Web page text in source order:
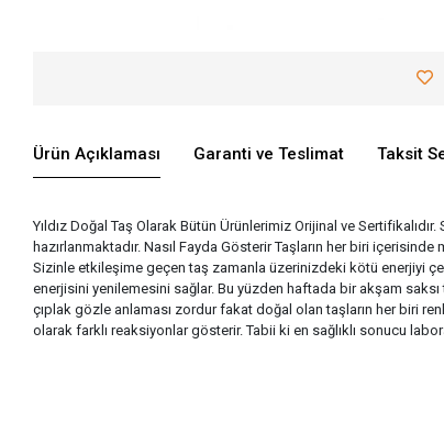
Ürün Açıklaması Garanti ve Teslimat Taksit
Yıldız Doğal Taş Olarak Bütün Ürünlerimiz Orijinal ve
hazırlanmaktadır. Nasıl Fayda Gösterir Taşların her biri
Sizinle etkileşime geçen taş zamanla üzerinizdeki kötü enerjiyi
enerjisini yenilemesini sağlar. Bu yüzden haftada bir akşam saksı
çıplak gözle anlaması zordur fakat doğal olan taşların her biri
olarak farklı reaksiyonlar gösterir. Tabii ki en sağlıklı sonucu